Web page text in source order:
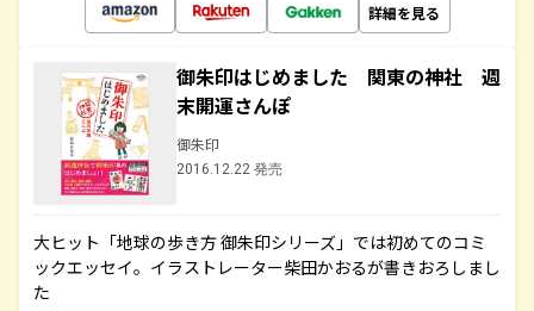
詳細を見る
御朱印はじめました 関東の神社 週
末開運さんぽ
御朱印
2016.12.22 発売
大ヒット「地球の歩き方 御朱印シリーズ」では初めてのコミ
ックエッセイ。イラストレーター柴田かおるが書きおろしまし
た